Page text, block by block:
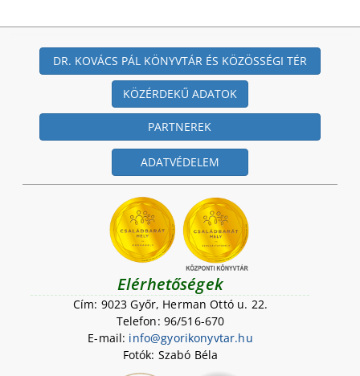
DR. KOVÁCS PÁL KÖNYVTÁR ÉS KÖZÖSSÉGI TÉR
KÖZÉRDEKŰ ADATOK
PARTNEREK
ADATVÉDELEM
Elérhetőségek
Cím: 9023 Győr, Herman Ottó u. 22.
Telefon: 96/516-670
E-mail: info@gyorikonyvtar.hu
Fotók: Szabó Béla